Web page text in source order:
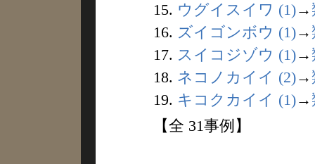
15. ウグイスイワ (1)→
16. ズイゴンボウ (1)→
17. スイコジゾウ (1)→
18. ネコノカイイ (2)→
19. キコクカイイ (1)→
【全 31事例】